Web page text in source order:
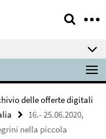
delle offerte digitali
16.- 25.06.2020,
nella piccola